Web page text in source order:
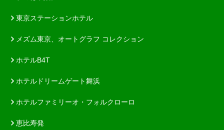
東京ステーションホテル
メズム東京、オートグラフ コレクション
ホテルB4T
ホテルドリームゲート舞浜
ホテルファミリーオ・フォルクローロ
恵比寿発